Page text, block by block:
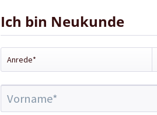
Ich bin Neukunde